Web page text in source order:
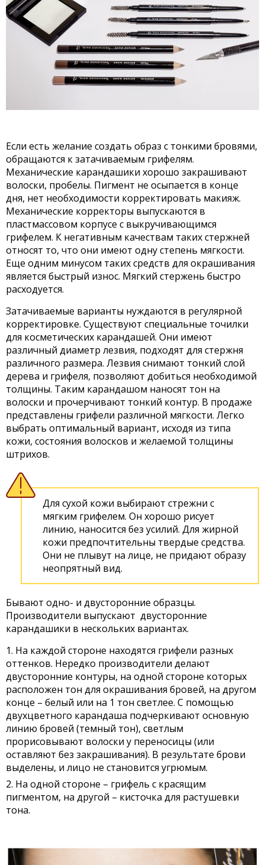
Если есть желание создать образ с тонкими бровями,
обращаются к затачиваемым грифелям.
Механические карандашики хорошо закрашивают
волоски, пробелы. Пигмент не осыпается в конце
дня, нет необходимости корректировать макияж.
Механические корректоры выпускаются в
пластмассовом корпусе с выкручивающимся
грифелем. К негативным качествам таких стержней
относят то, что они имеют одну степень мягкости.
Еще одним минусом таких средств для окрашивания
является быстрый износ. Мягкий стержень быстро
расходуется.
Затачиваемые варианты нуждаются в регулярной
корректировке. Существуют специальные точилки
для косметических карандашей. Они имеют
различный диаметр лезвия, подходят для стержня
различного размера. Лезвия снимают тонкий слой
дерева и грифеля, позволяют добиться необходимой
толщины. Таким карандашом наносят тон на
волоски и прочерчивают тонкий контур. В продаже
представлены грифели различной мягкости. Легко
выбрать оптимальный вариант, исходя из типа
кожи, состояния волосков и желаемой толщины
штрихов.
Для сухой кожи выбирают стрежни с
мягким грифелем. Он хорошо рисует
линию, наносится без усилий. Для жирной
кожи предпочтительны твердые средства.
Они не плывут на лице, не придают образу
неопрятный вид.
Бывают одно- и двусторонние образцы.
Производители выпускают двусторонние
карандашики в нескольких вариантах.
На каждой стороне находятся грифели разных
оттенков. Нередко производители делают
двусторонние контуры, на одной стороне которых
расположен тон для окрашивания бровей, на другом
конце – белый или на 1 тон светлее. С помощью
двухцветного карандаша подчеркивают основную
линию бровей (темный тон), светлым
прорисовывают волоски у переносицы (или
оставляют без закрашивания). В результате брови
выделены, и лицо не становится угрюмым.
На одной стороне – грифель с красящим
пигментом, на другой – кисточка для растушевки
тона.